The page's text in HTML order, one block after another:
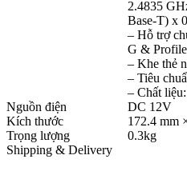
2.4835
Base-T) x
– Hỗ trợ
G &
– Khe thẻ
– Tiêu
– Chất
Nguồn điện
DC 12V
Kích thước
172.4 mm
Trọng lượng
0.3kg
Shipping & Delivery